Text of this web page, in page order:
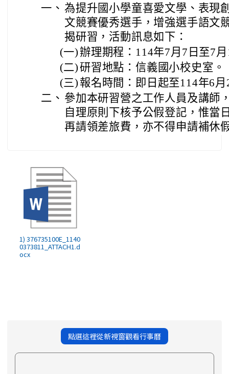
一、 為提升國小學童喜愛文學、表現
文競賽優秀選手，增強選手語文
揭研習，活動訊息如下：
(一)辦理期程：114年7月7日至7
(二)研習地點：信義國小校史室。
(三) 報名時間：即日起至114年6
二、 參加本研習營之工作人員及講師
自理原則下核予公假登記，惟當
再請領差旅費，亦不得申請補休
1) 376735100E_1140
0373811_ATTACH1.d
ocx
點選這裡從新視窗觀看行事曆